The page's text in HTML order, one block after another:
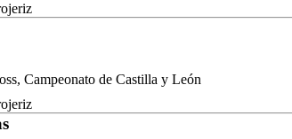
Campeonato de Castilla y León